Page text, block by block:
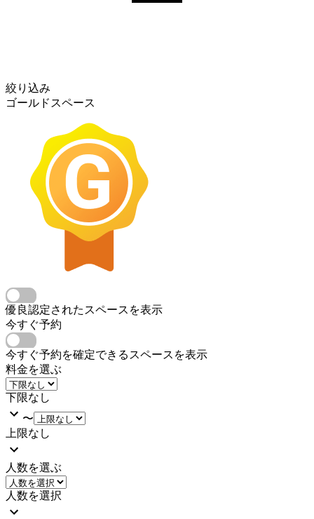
絞り込み
ゴールドスペース
優良認定されたスペースを表示
今すぐ予約
今すぐ予約を確定できるスペースを表示
料金を選ぶ
下限なし
〜
上限なし
人数を選ぶ
人数を選択